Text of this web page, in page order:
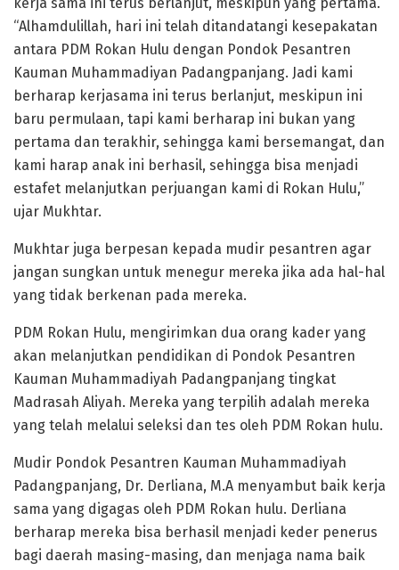
“Alhamdulillah, hari ini telah ditandatangi kesepakatan
antara PDM Rokan Hulu dengan Pondok Pesantren
Kauman Muhammadiyan Padangpanjang. Jadi kami
berharap kerjasama ini terus berlanjut, meskipun ini
baru permulaan, tapi kami berharap ini bukan yang
pertama dan terakhir, sehingga kami bersemangat, dan
kami harap anak ini berhasil, sehingga bisa menjadi
estafet melanjutkan perjuangan kami di Rokan Hulu,”
ujar Mukhtar.
Mukhtar juga berpesan kepada mudir pesantren agar
jangan sungkan untuk menegur mereka jika ada hal-hal
yang tidak berkenan pada mereka.
PDM Rokan Hulu, mengirimkan dua orang kader yang
akan melanjutkan pendidikan di Pondok Pesantren
Kauman Muhammadiyah Padangpanjang tingkat
Madrasah Aliyah. Mereka yang terpilih adalah mereka
yang telah melalui seleksi dan tes oleh PDM Rokan hulu.
Mudir Pondok Pesantren Kauman Muhammadiyah
Padangpanjang, Dr. Derliana, M.A menyambut baik kerja
sama yang digagas oleh PDM Rokan hulu. Derliana
berharap mereka bisa berhasil menjadi keder penerus
bagi daerah masing-masing, dan menjaga nama baik